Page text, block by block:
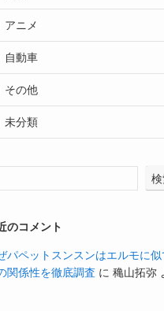
アニメ
自動車
その他
未分類
のコメント
パペットスンスンはエルモに似
関係性を徹底調査 に 穐山拓弥